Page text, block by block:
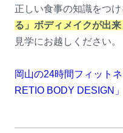
正しい食事の知識をつけ
る」ボディメイクが出来
見学にお越しください。
岡山の24時間フィット
RETIO BODY DESIGN」